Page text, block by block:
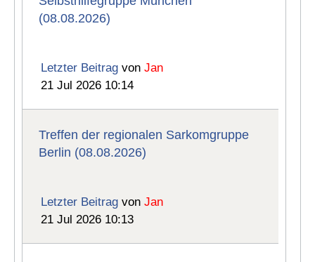
(08.08.2026)
Letzter Beitrag vonJan
21 Jul 2026 10:14
Treffen der regionalen Sarkomgruppe
Berlin (08.08.2026)
Letzter Beitrag vonJan
21 Jul 2026 10:13